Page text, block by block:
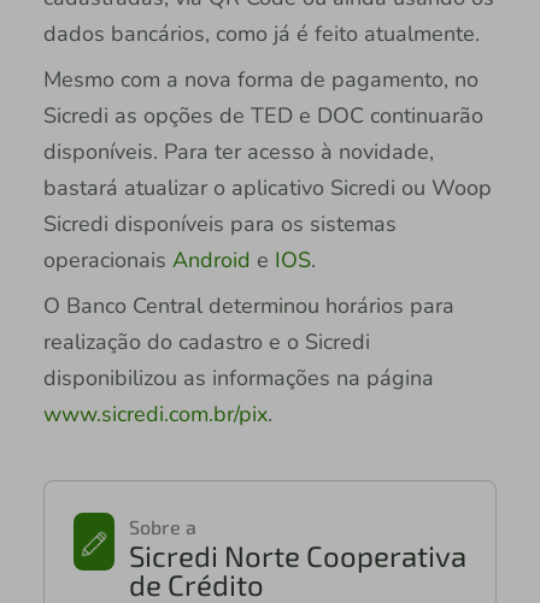
dados bancários, como já é feito atualmente.
Mesmo com a nova forma de pagamento, no
Sicredi as opções de TED e DOC continuarão
disponíveis. Para ter acesso à novidade,
bastará atualizar o aplicativo Sicredi ou Woop
Sicredi disponíveis para os sistemas
operacionais Android e IOS.
O Banco Central determinou horários para
realização do cadastro e o Sicredi
disponibilizou as informações na página
www.sicredi.com.br/pix.
Sobre a
Sicredi Norte Cooperativa
de Crédito